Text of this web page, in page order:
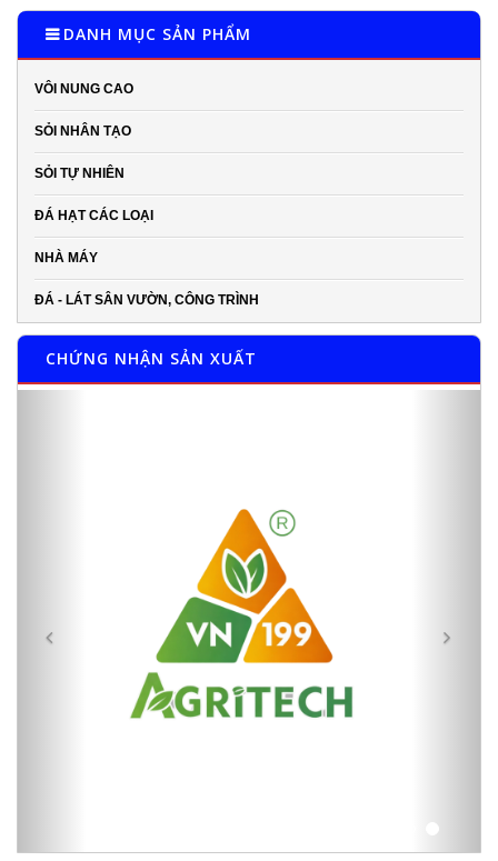
DANH MỤC SẢN PHẨM
VÔI NUNG CAO
SỎI NHÂN TẠO
SỎI TỰ NHIÊN
ĐÁ HẠT CÁC LOẠI
NHÀ MÁY
ĐÁ - LÁT SÂN VƯỜN, CÔNG TRÌNH
CHỨNG NHẬN SẢN XUẤT